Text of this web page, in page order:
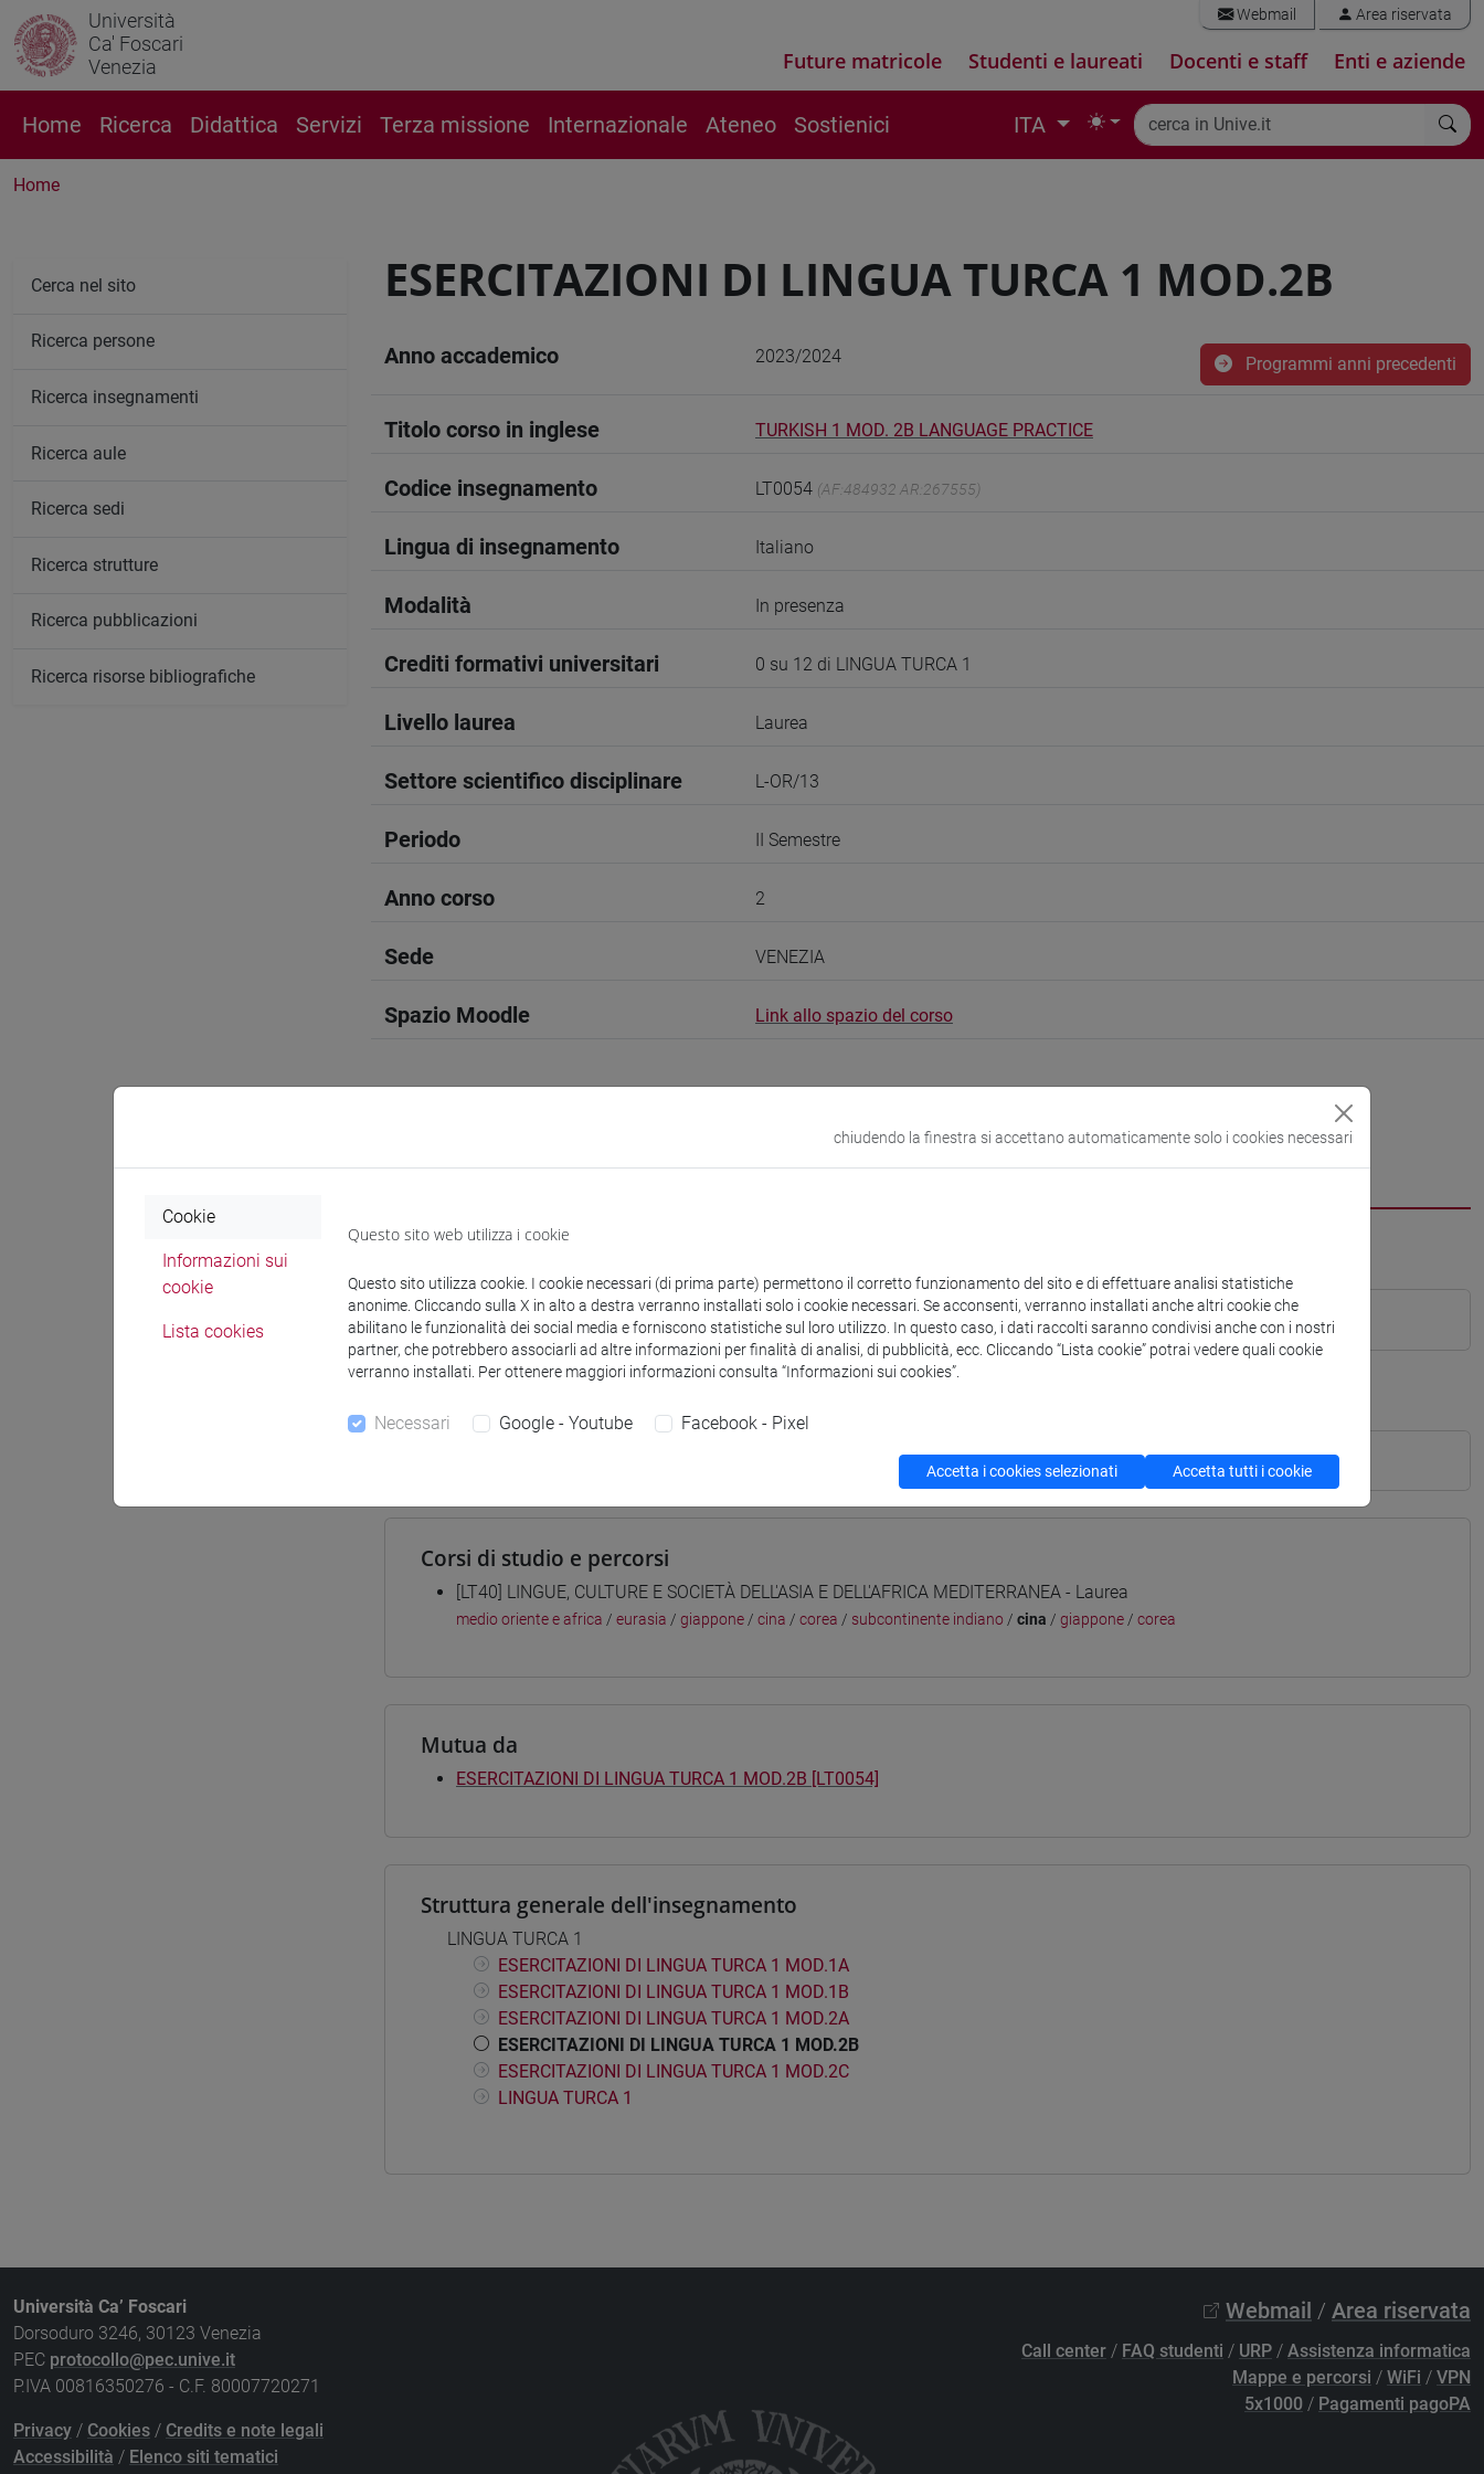
Università
Ca' Foscari
Venezia
Webmail Area riservata
Future matricole Studenti e laureati Docenti e staff Enti e aziende
Home Ricerca Didattica Servizi Terza missione Internazionale Ateneo Sostienici ITA
Home
ESERCITAZIONI DI LINGUA TURCA 1 MOD.2B
Anno accademico 2023/2024 Programmi anni precedenti
Titolo corso in inglese TURKISH 1 MOD. 2B LANGUAGE PRACTICE
Codice insegnamento LT0054 (AF:484932 AR:267555)
Lingua di insegnamento Italiano
Modalità In presenza
Crediti formativi universitari 0 su 12 di LINGUA TURCA 1
Livello laurea Laurea
Settore scientifico disciplinare L-OR/13
Periodo II Semestre
Anno corso 2
Sede VENEZIA
Spazio Moodle Link allo spazio del corso
Docenti e corsi di laurea
OZKAN GURSES Meral- 30h Esercitazioni
Corsi di studio e percorsi
[LT40] LINGUE, CULTURE E SOCIETÀ DELL'ASIA E DELL'AFRICA MEDITERRANEA - Laurea
medio oriente e africa / eurasia / giappone / cina / corea / subcontinente indiano / cina / giappone / corea
Mutua da
ESERCITAZIONI DI LINGUA TURCA 1 MOD.2B [LT0054]
Struttura generale dell'insegnamento
LINGUA TURCA 1
ESERCITAZIONI DI LINGUA TURCA 1 MOD.1A
ESERCITAZIONI DI LINGUA TURCA 1 MOD.1B
ESERCITAZIONI DI LINGUA TURCA 1 MOD.2A
ESERCITAZIONI DI LINGUA TURCA 1 MOD.2B
ESERCITAZIONI DI LINGUA TURCA 1 MOD.2C
LINGUA TURCA 1
Cerca nel sito
Ricerca persone
Ricerca insegnamenti
Ricerca aule
Ricerca sedi
Ricerca strutture
Ricerca pubblicazioni
Ricerca risorse bibliografiche
Università Ca’ Foscari
Dorsoduro 3246, 30123 Venezia
PEC protocollo@pec.unive.it
P.IVA 00816350276 - C.F. 80007720271
Privacy / Cookies / Credits e note legali
Accessibilità / Elenco siti tematici
Webmail / Area riservata
Call center / FAQ studenti / URP / Assistenza informatica
Mappe e percorsi / WiFi / VPN
5x1000 / Pagamenti pagoPA
chiudendo la finestra si accettano automaticamente solo i cookies necessari
Cookie
Informazioni sui
cookie
Lista cookies
Questo sito web utilizza i cookie
Questo sito utilizza cookie. I cookie necessari (di prima parte) permettono il corretto funzionamento del sito e di effettuare analisi statistiche
anonime. Cliccando sulla X in alto a destra verranno installati solo i cookie necessari. Se acconsenti, verranno installati anche altri cookie che
abilitano le funzionalità dei social media e forniscono statistiche sul loro utilizzo. In questo caso, i dati raccolti saranno condivisi anche con i nostri
partner, che potrebbero associarli ad altre informazioni per finalità di analisi, di pubblicità, ecc. Cliccando “Lista cookie” potrai vedere quali cookie
verranno installati. Per ottenere maggiori informazioni consulta “Informazioni sui cookies”.
Necessari Google - Youtube Facebook - Pixel
Accetta i cookies selezionati Accetta tutti i cookie